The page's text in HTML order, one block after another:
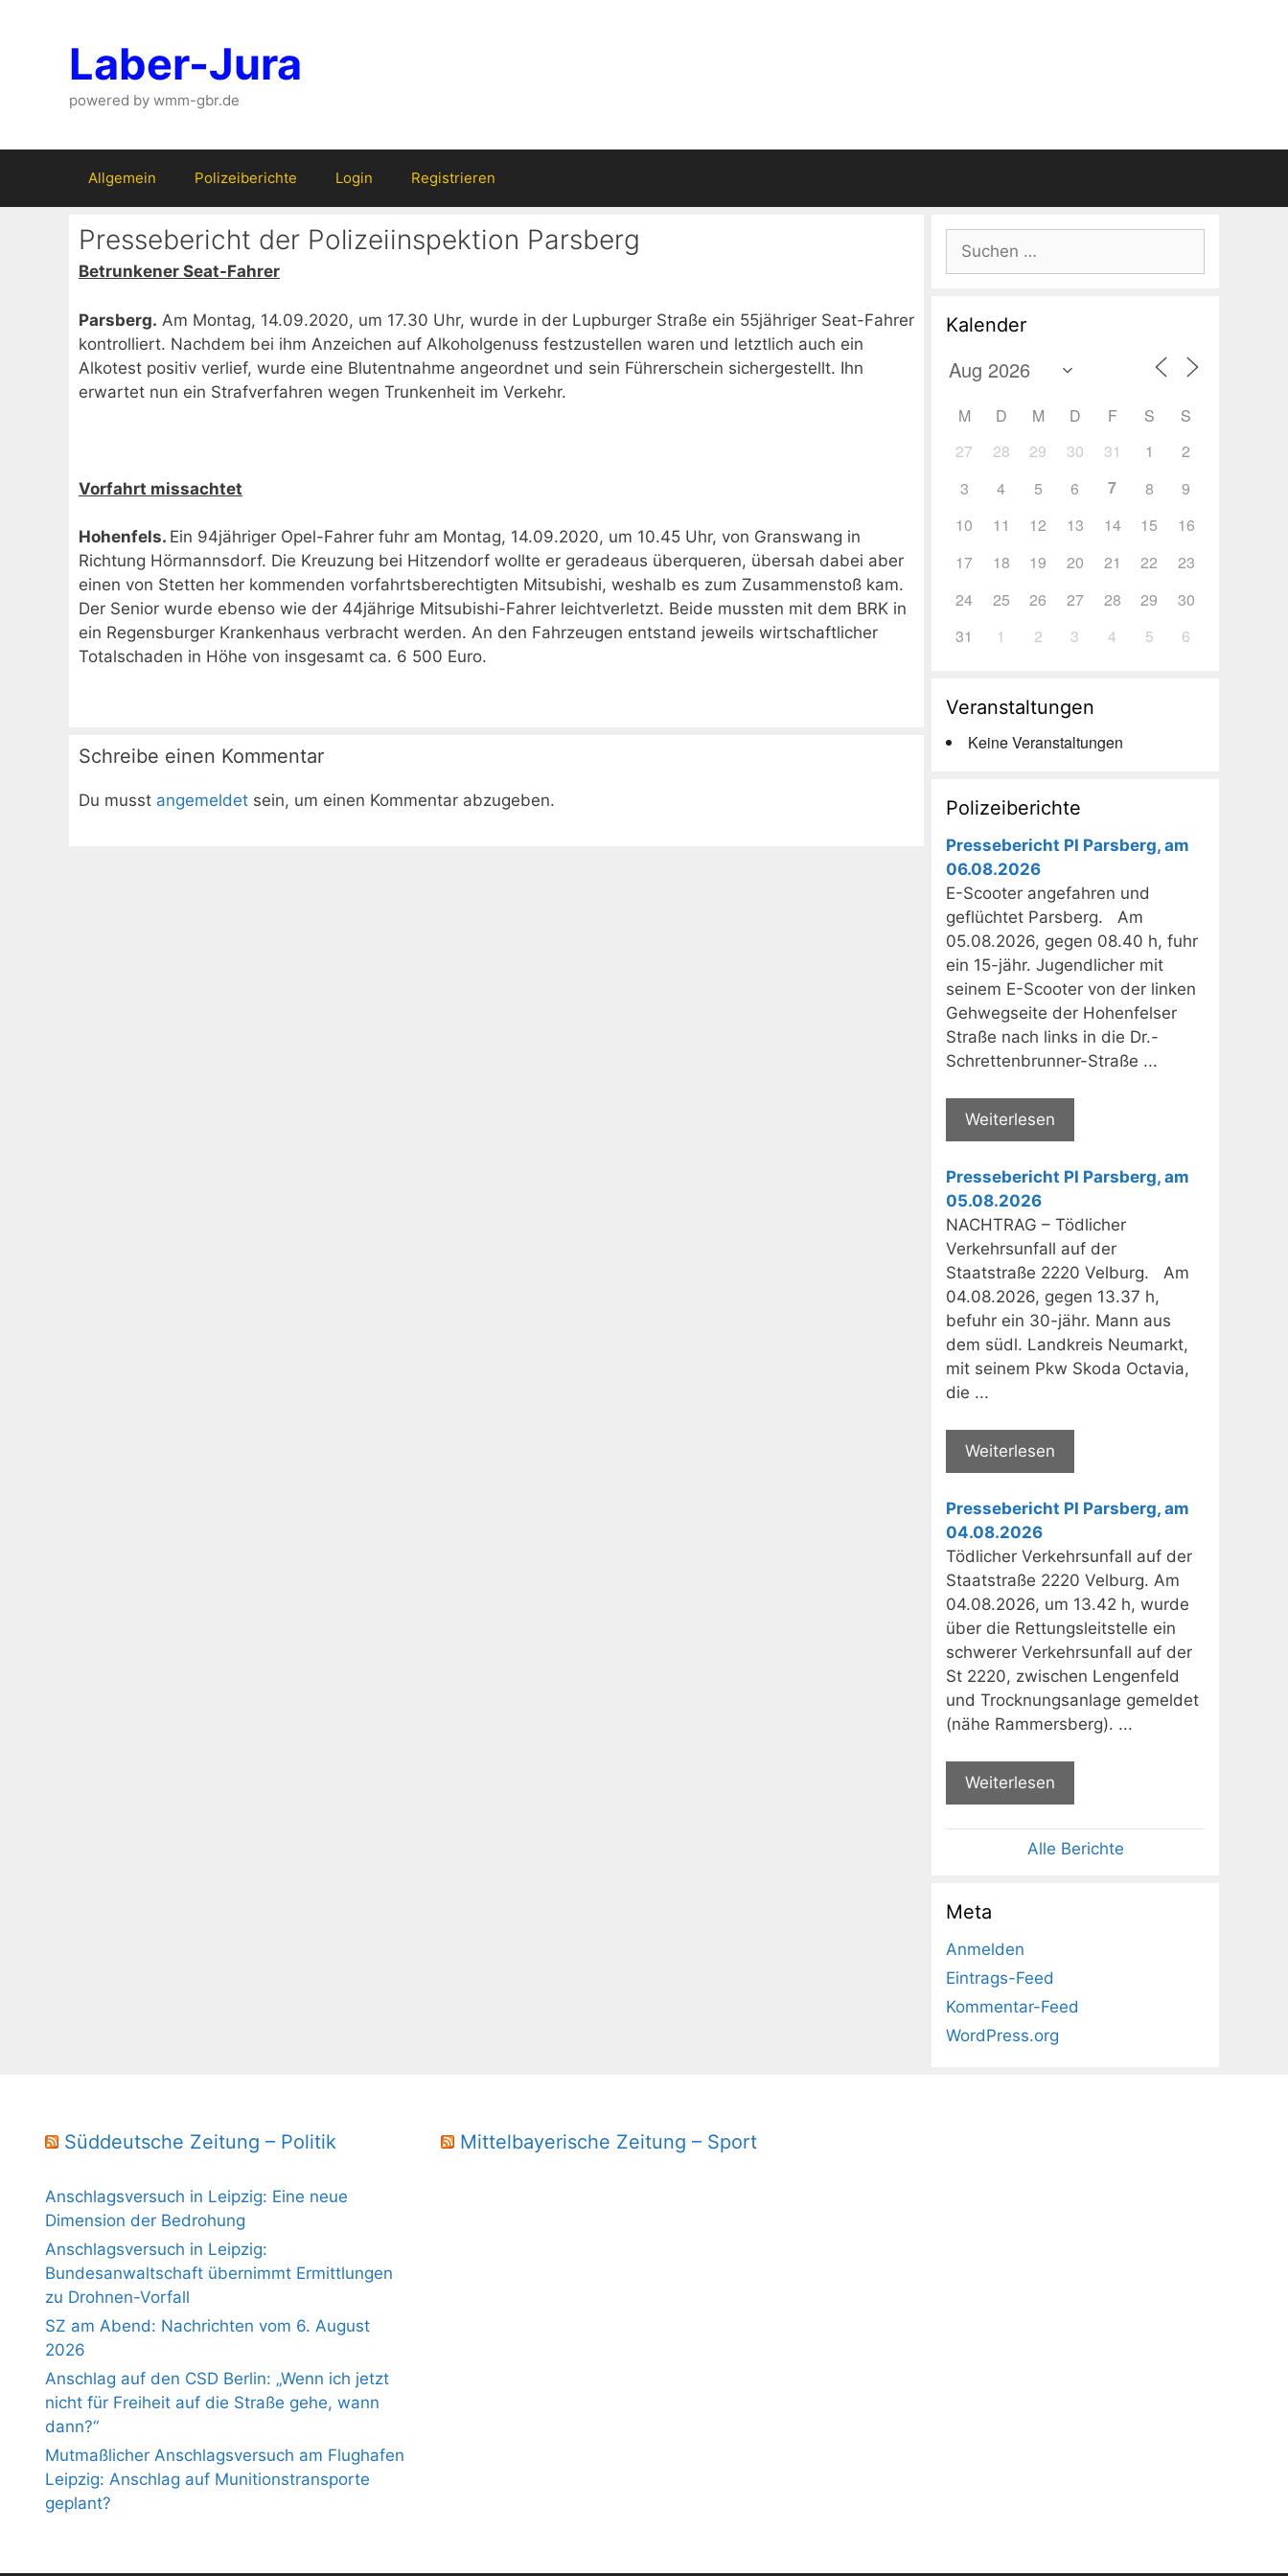
Laber-Jura
powered by wmm-gbr.de
Allgemein Polizeiberichte Login Registrieren
Pressebericht der Polizeiinspektion Parsberg
Betrunkener Seat-Fahrer
Parsberg. Am Montag, 14.09.2020, um 17.30 Uhr, wurde in der Lupburger Straße ein 55jähriger Seat-Fahrer
kontrolliert. Nachdem bei ihm Anzeichen auf Alkoholgenuss festzustellen waren und letztlich auch ein
Alkotest positiv verlief, wurde eine Blutentnahme angeordnet und sein Führerschein sichergestellt. Ihn
erwartet nun ein Strafverfahren wegen Trunkenheit im Verkehr.
Vorfahrt missachtet
Hohenfels. Ein 94jähriger Opel-Fahrer fuhr am Montag, 14.09.2020, um 10.45 Uhr, von Granswang in
Richtung Hörmannsdorf. Die Kreuzung bei Hitzendorf wollte er geradeaus überqueren, übersah dabei aber
einen von Stetten her kommenden vorfahrtsberechtigten Mitsubishi, weshalb es zum Zusammenstoß kam.
Der Senior wurde ebenso wie der 44jährige Mitsubishi-Fahrer leichtverletzt. Beide mussten mit dem BRK in
ein Regensburger Krankenhaus verbracht werden. An den Fahrzeugen entstand jeweils wirtschaftlicher
Totalschaden in Höhe von insgesamt ca. 6 500 Euro.
Schreibe einen Kommentar
Du musst angemeldet sein, um einen Kommentar abzugeben.
Suchen
nach:
Kalender
M D M D F S
S
27
28 29 30 31 1
2
3
4 5 6 7 8
9
10
11 12 13 14 15
16
17
18 19 20 21 22
23
24
25 26 27 28 29
30
31
1 2 3 4 5 6
Veranstaltungen
Keine Veranstaltungen
Polizeiberichte
Pressebericht PI Parsberg, am
06.08.2026
E-Scooter angefahren und
geflüchtet Parsberg. Am
05.08.2026, gegen 08.40 h, fuhr
ein 15-jähr. Jugendlicher mit
seinem E-Scooter von der linken
Gehwegseite der Hohenfelser
Straße nach links in die Dr.-
Schrettenbrunner-Straße ...
Weiterlesen
Pressebericht PI Parsberg, am
05.08.2026
NACHTRAG – Tödlicher
Verkehrsunfall auf der
Staatstraße 2220 Velburg. Am
04.08.2026, gegen 13.37 h,
befuhr ein 30-jähr. Mann aus
dem südl. Landkreis Neumarkt,
mit seinem Pkw Skoda Octavia,
die ...
Weiterlesen
Pressebericht PI Parsberg, am
04.08.2026
Tödlicher Verkehrsunfall auf der
Staatstraße 2220 Velburg. Am
04.08.2026, um 13.42 h, wurde
über die Rettungsleitstelle ein
schwerer Verkehrsunfall auf der
St 2220, zwischen Lengenfeld
und Trocknungsanlage gemeldet
(nähe Rammersberg). ...
Weiterlesen
Alle Berichte
Meta
Anmelden
Eintrags-Feed
Kommentar-Feed
WordPress.org
Süddeutsche Zeitung – Politik
Anschlagsversuch in Leipzig: Eine neue
Dimension der Bedrohung
Anschlagsversuch in Leipzig:
Bundesanwaltschaft übernimmt Ermittlungen
zu Drohnen-Vorfall
SZ am Abend: Nachrichten vom 6. August
2026
Anschlag auf den CSD Berlin: „Wenn ich jetzt
nicht für Freiheit auf die Straße gehe, wann
dann?“
Mutmaßlicher Anschlagsversuch am Flughafen
Leipzig: Anschlag auf Munitionstransporte
geplant?
Mittelbayerische Zeitung – Sport